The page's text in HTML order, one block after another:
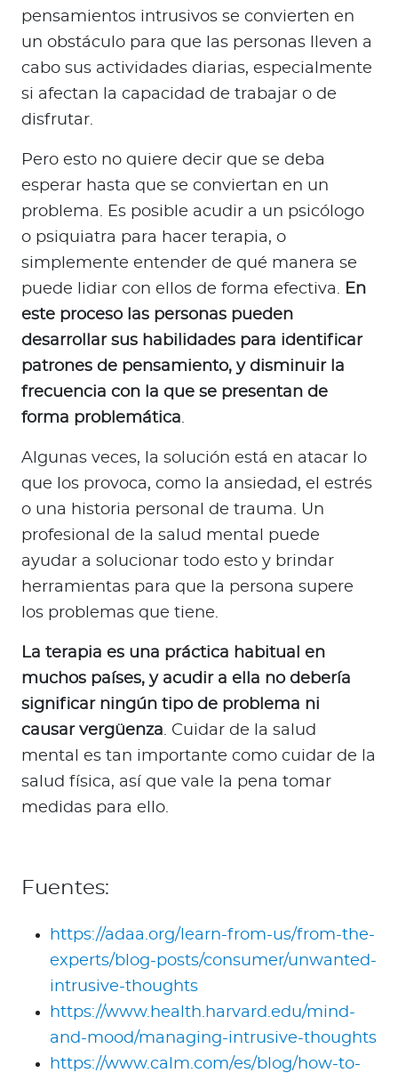
pensamientos intrusivos se convierten en
un obstáculo para que las personas lleven a
cabo sus actividades diarias, especialmente
si afectan la capacidad de trabajar o de
disfrutar.
Pero esto no quiere decir que se deba
esperar hasta que se conviertan en un
problema. Es posible acudir a un psicólogo
o psiquiatra para hacer terapia, o
simplemente entender de qué manera se
puede lidiar con ellos de forma efectiva. En
este proceso las personas pueden
desarrollar sus habilidades para identificar
patrones de pensamiento, y disminuir la
frecuencia con la que se presentan de
forma problemática.
Algunas veces, la solución está en atacar lo
que los provoca, como la ansiedad, el estrés
o una historia personal de trauma. Un
profesional de la salud mental puede
ayudar a solucionar todo esto y brindar
herramientas para que la persona supere
los problemas que tiene.
La terapia es una práctica habitual en
muchos países, y acudir a ella no debería
significar ningún tipo de problema ni
causar vergüenza. Cuidar de la salud
mental es tan importante como cuidar de la
salud física, así que vale la pena tomar
medidas para ello.
Fuentes:
https://adaa.org/learn-from-us/from-the-
experts/blog-posts/consumer/unwanted-
intrusive-thoughts
https://www.health.harvard.edu/mind-
and-mood/managing-intrusive-thoughts
https://www.calm.com/es/blog/how-to-